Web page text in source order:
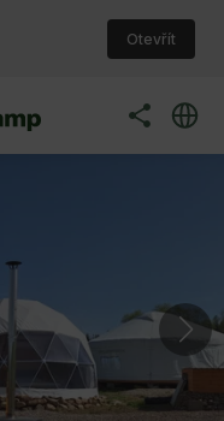
Otevřít